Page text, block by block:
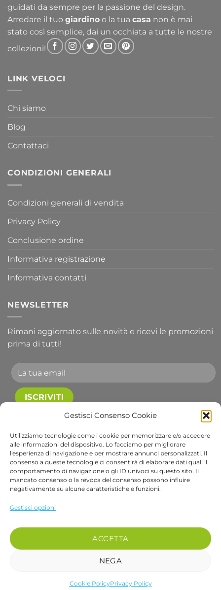
Gestisci Consenso Cookie
Utilizziamo tecnologie come i cookie per memorizzare e/o accedere
alle informazioni del dispositivo. Lo facciamo per migliorare
l'esperienza di navigazione e per mostrare annunci personalizzati. Il
consenso a queste tecnologie ci consentirà di elaborare dati quali il
comportamento di navigazione o gli ID univoci su questo sito. Il
mancato consenso o la revoca del consenso possono influire
negativamente su alcune caratteristiche e funzioni.
Gestisci opzioni
ACCETTA
NEGA
Cookie PolicyPrivacy Policy
guidati da sempre per la passione del design.
Arredare il tuo giardino o la tua casa non è mai
stato così semplice, dai un occhiata a tutte le nostre
collezioni!
LINK VELOCI
Chi siamo
Blog
Contattaci
CONDIZIONI GENERALI
Condizioni generali di vendita
Privacy Policy
Conclusione ordine
Informativa registrazione
Informativa contatti
NEWSLETTER
Rimani aggiornato sulle novità e ricevi le promozioni
prima di tutti!
Accetto le condizioni generali e di ricevere le
Alternative:
Visa PayPal Stripe MasterCard
Cash
On
Apple
Via B. Cellini 7, 36061, Bassano del Grappa VI
REA: VI-407698 - Cap. soc. € 10.000,00 i.v.
PEC: bscom@pec.it SDI: EUVZNZV
recedere dal contratto qui
Se desideri parlare con un nostro operatore chiama il numero 0424 017048